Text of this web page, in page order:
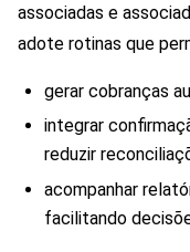
associadas e
adote rotinas que
gerar cobranças
integrar
reduzir
acompanhar
facilitando